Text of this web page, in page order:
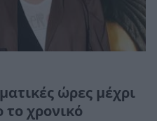
ώρες μέχρι
το χρονικό